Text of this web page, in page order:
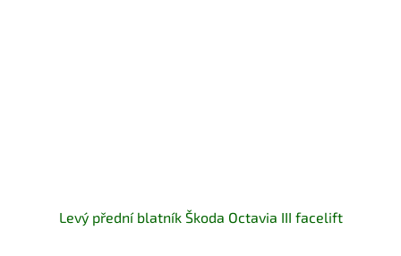
Levý přední blatník Škoda Octavia III facelift